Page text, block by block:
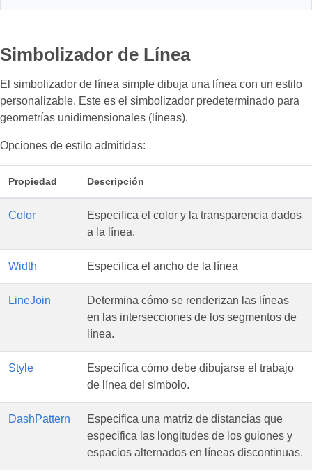
Simbolizador de Línea
El simbolizador de línea simple dibuja una línea con un estilo
personalizable. Este es el simbolizador predeterminado para
geometrías unidimensionales (líneas).
Opciones de estilo admitidas:
Propiedad Descripción
Color
Especifica el color y la transparencia dados
a la línea.
Width Especifica el ancho de la línea
LineJoin
Determina cómo se renderizan las líneas
en las intersecciones de los segmentos de
línea.
Style
Especifica cómo debe dibujarse el trabajo
de línea del símbolo.
DashPattern
Especifica una matriz de distancias que
especifica las longitudes de los guiones y
espacios alternados en líneas discontinuas.